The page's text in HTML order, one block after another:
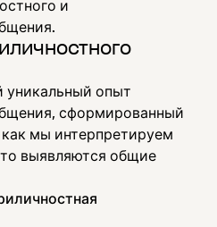
и
уникальный опыт
сформированный
мы интерпретируем
выявляются общие